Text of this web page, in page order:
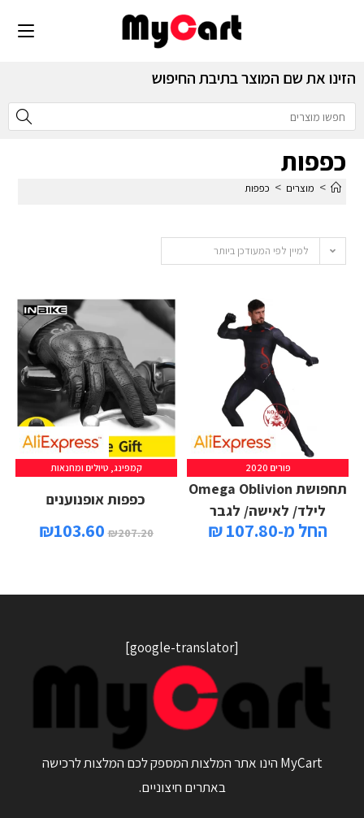
הזינו את שם המוצר בתיבת החיפוש
כפפות
> מוצרים > כפפות
למיין לפי המעודכן ביותר
פורים 2020
תחפושת Omega Oblivion
לילד/ לאישה/ לגבר
החל מ-107.80 ₪
קמפינג, טיולים ומחנאות
כפפות אופנוענים
₪207.20
₪103.60
[google-translator]
MyCart הינו אתר המלצות המספק לכם המלצות לרכישה
באתרים חיצוניים.